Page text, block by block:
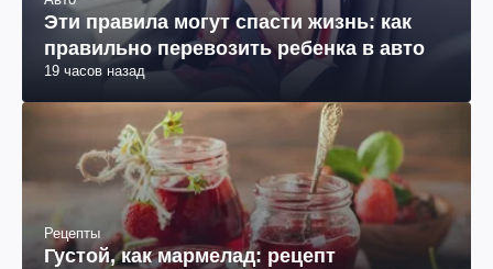
Эти правила могут спасти жизнь: как
правильно перевозить ребенка в авто
19 часов назад
Рецепты
Густой, как мармелад: рецепт